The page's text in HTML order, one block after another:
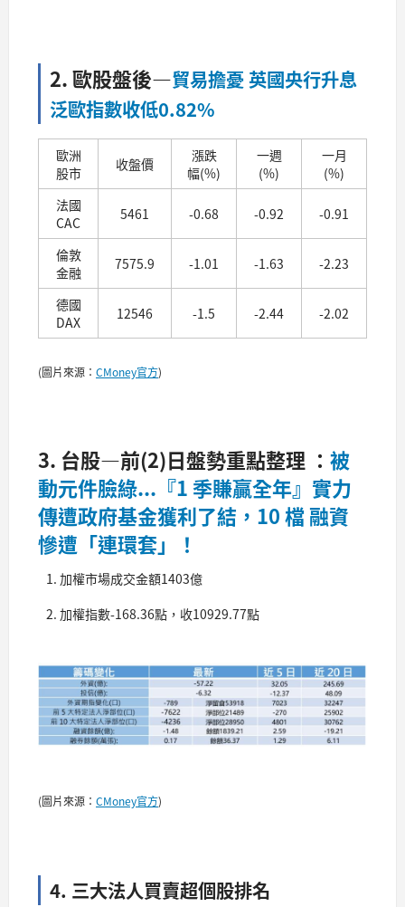
2. 歐股盤後—貿易擔憂 英國央行升息
泛歐指數收低0.82%
歐洲
股市
收盤價
漲跌
幅(%)
一週
(%)
一月
(%)
法國
CAC
5461 -0.68 -0.92 -0.91
倫敦
金融
7575.9 -1.01 -1.63 -2.23
德國
DAX
12546 -1.5 -2.44 -2.02
(圖片來源： CMoney官方)
3. 台股—前(2)日盤勢重點整理 ： 被
動元件臉綠...『1 季賺贏全年』實力
傳遭政府基金獲利了結，10 檔 融資
慘遭「連環套」！
加權市場成交金額1403億
加權指數-168.36點，收10929.77點
(圖片來源： CMoney官方)
4. 三大法人買賣超個股排名